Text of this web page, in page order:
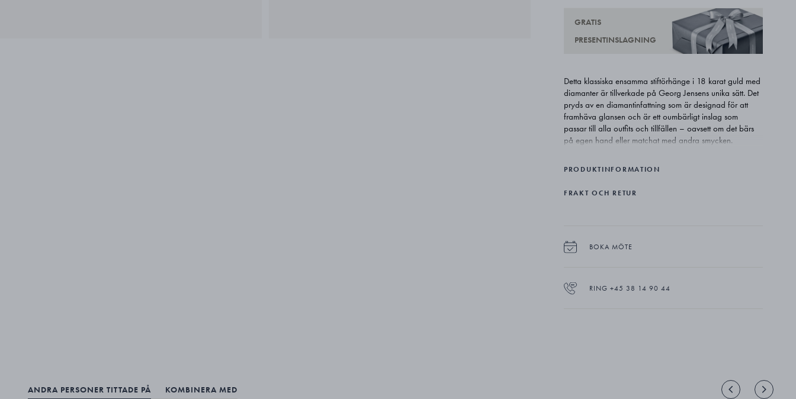
GRATIS
PRESENTINSLAGNING
Detta klassiska ensamma stiftörhänge i 18 karat guld med
diamanter är tillverkade på Georg Jensens unika sätt. Det
pryds av en diamantinfattning som är designad för att
framhäva glansen och är ett oumbärligt inslag som
passar till alla outfits och tillfällen – oavsett om det bärs
på egen hand eller matchat med andra smycken.
PRODUKTINFORMATION
FRAKT OCH RETUR
BOKA MÖTE
RING +45 38 14 90 44
ANDRA PERSONER TITTADE PÅ KOMBINERA MED